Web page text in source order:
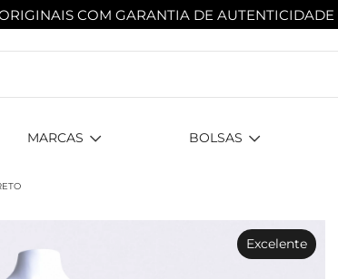
COM GARANTIA DE AUTENTICIDADE
MARCAS BOLSAS
Excelente